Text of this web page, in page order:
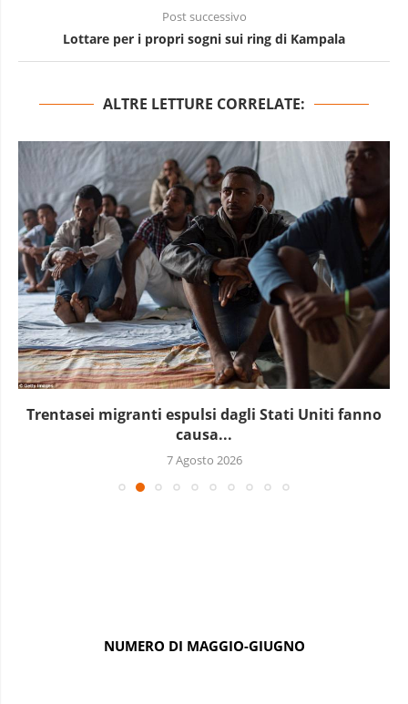
Post successivo
Lottare per i propri sogni sui ring di Kampala
ALTRE LETTURE CORRELATE:
Trentasei migranti espulsi dagli Stati Uniti fanno
causa...
7 Agosto 2026
NUMERO DI MAGGIO-GIUGNO